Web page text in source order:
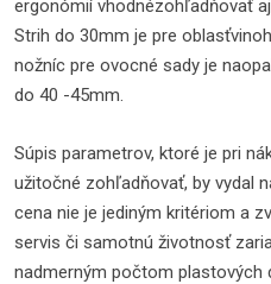
ergonómií vhodnézohľadňovať
Strih do 30mm je pre
nožníc pre ovocné sady je
do 40 -45mm.
Súpis parametrov, ktoré je pri
užitočné zohľadňovať, by vydal
cena nie je jediným kritériom a
servis či samotnú životnosť
nadmerným počtom plastových